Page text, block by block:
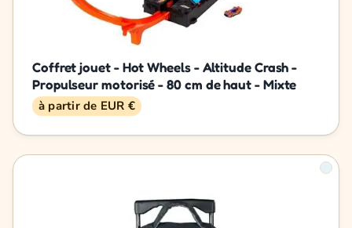
Coffret jouet - Hot Wheels - Altitude Crash -
Propulseur motorisé - 80 cm de haut - Mixte
à partir de EUR €